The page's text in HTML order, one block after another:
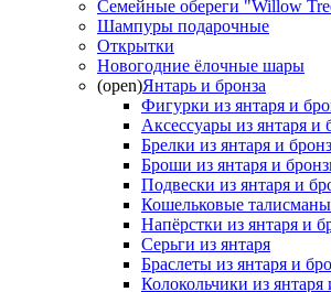
Семейные обереги "Willow
Шампуры подарочные
Открытки
Новогодние ёлочные шары
(open)Янтарь и бронза
Фигурки из янтаря и
Аксессуары из янтаря и
Брелки из янтаря и
Броши из янтаря и
Подвески из янтаря и
Кошельковые талисманы
Напёрстки из янтаря и
Серьги из янтаря
Браслеты из янтаря и
Колокольчики из янтаря